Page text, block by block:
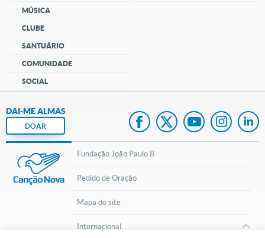
MÚSICA
CLUBE
SANTUÁRIO
COMUNIDADE
SOCIAL
DAI-ME ALMAS
DOAR
Fundação João Paulo II
Pedido de Oração
Mapa do site
Internacional